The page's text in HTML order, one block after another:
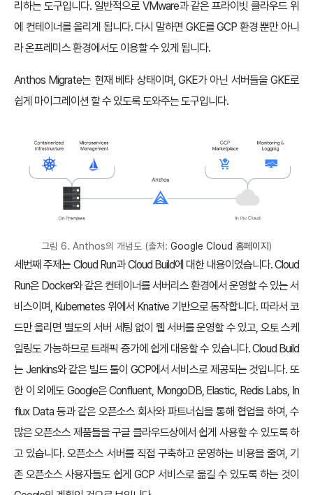
리하는 도구입니다. 일반적으로 VMware과 같은 프라이빗 클라우드 위
에 컨테이너를 올리게 됩니다. 다시 말하면 GKE를 GCP 환경 뿐만 아니
라 온프레미스 환경에서도 이용할 수 있게 됩니다.
Anthos Migrate는 현재 베타 상태이며, GKE가 아닌 서버들을 GKE로
쉽게 마이그레이션 할 수 있도록 도와주는 도구입니다.
그림 6. Anthos의 개념도 (출처: Google Cloud 홈페이지 )
세번째 주제는 Cloud Run과 Cloud Build에 대한 내용이었습니다. Cloud
Run은 Docker와 같은 컨테이너를 서버리스 환경에서 운영할 수 있는 서
비스이며, Kubernetes 위에서 Knative 기반으로 동작합니다. 따라서 코
드만 올리면 별도의 서버 세팅 없이 웹 서버를 운영할 수 있고, 오토 스케
일링도 가능하므로 트래픽 증가에 쉽게 대응할 수 있습니다. Cloud Build
는 Jenkins와 같은 빌드 툴이 GCP에서 서비스로 제공되는 것입니다. 또
한 이 외에도 Google은 Confluent, MongoDB, Elastic, Redis Labs, In
flux Data 등과 같은 오픈소스 회사와 파트너십을 통해 협업을 하여, 수
많은 오픈소스 제품들을 구글 클라우드상에서 쉽게 사용할 수 있도록 하
고 있습니다. 오픈소스 서버를 직접 구축하고 운영하는 비용을 줄여, 기
존 오픈소스 사용자들도 쉽게 GCP 서비스로 옮길 수 있도록 하는 것이